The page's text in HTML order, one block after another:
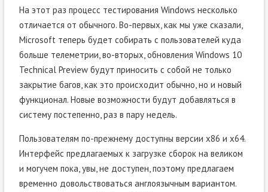
На этот раз процесс тестирования Windows несколько
отличается от обычного. Во-первых, как мы уже сказали,
Microsoft теперь будет собирать с пользователей куда
больше телеметрии, во-вторых, обновления Windows 10
Technical Preview будут приносить с собой не только
закрытие багов, как это происходит обычно, но и новый
функционал. Новые возможности будут добавляться в
систему постепенно, раз в пару недель.
Пользователям по-прежнему доступны версии x86 и x64.
Интерфейс предлагаемых к загрузке сборок на великом
и могучем пока, увы, не доступен, поэтому предлагаем
временно довольствоваться англоязычным вариантом.